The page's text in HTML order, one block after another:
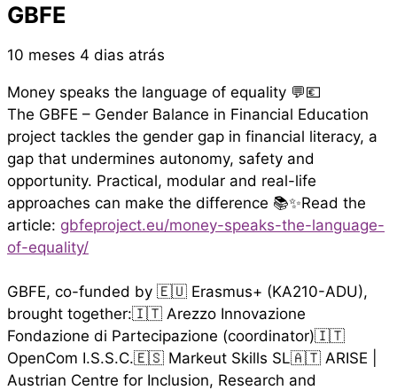
GBFE
10 meses 4 dias atrás
Money speaks the language of equality 💬💶
The GBFE – Gender Balance in Financial Education
project tackles the gender gap in financial literacy, a
gap that undermines autonomy, safety and
opportunity. Practical, modular and real-life
approaches can make the difference 📚✨Read the
article: gbfeproject.eu/money-speaks-the-language-
of-equality/
GBFE, co-funded by 🇪🇺 Erasmus+ (KA210-ADU),
brought together:🇮🇹 Arezzo Innovazione
Fondazione di Partecipazione (coordinator)🇮🇹
OpenCom I.S.S.C.🇪🇸 Markeut Skills SL🇦🇹 ARISE |
Austrian Centre for Inclusion, Research and